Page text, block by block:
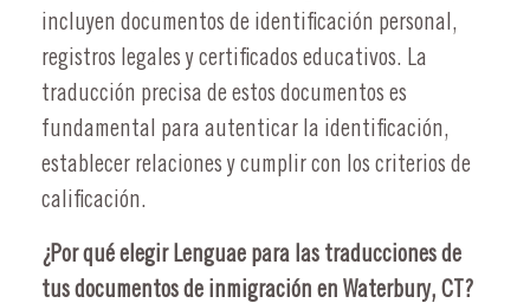
incluyen documentos de identificación personal,
registros legales y certificados educativos. La
traducción precisa de estos documentos es
fundamental para autenticar la identificación,
establecer relaciones y cumplir con los criterios de
calificación.
¿Por qué elegir Lenguae para las traducciones de
tus documentos de inmigración en Waterbury, CT?